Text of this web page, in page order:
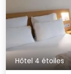
Hôtel 4 étoiles